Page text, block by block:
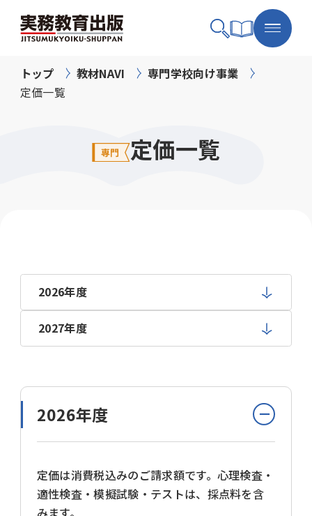
トップ 教材NAVI
専門学校向け事業
定価一覧
定価一覧
2026年度
2027年度
2026年度
定価は消費税込みのご請求額です。心理検査・
適性検査・模擬試験・テストは、採点料を含
みます。